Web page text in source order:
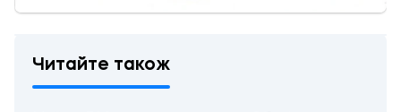
Читайте також